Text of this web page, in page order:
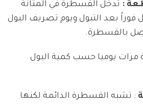
: تدخل القسطرة في المثانة
فوراً بعد التبول ويوم تصريف البول
بالقسطرة.
مرات يوميا حسب كمية البول
: تشبه القسطرة الدائمة لكنها